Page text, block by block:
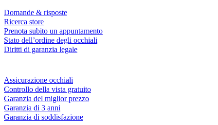
Domande & risposte
Ricerca store
Prenota subito un appuntamento
Stato dell’ordine degli occhiali
Diritti di garanzia legale
Assicurazione occhiali
Controllo della vista gratuito
Garanzia del miglior prezzo
Garanzia di 3 anni
Garanzia di soddisfazione